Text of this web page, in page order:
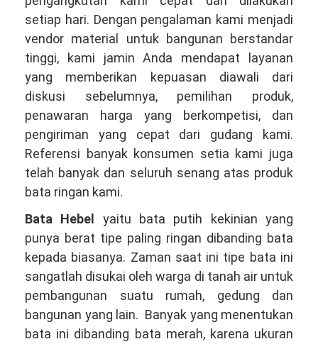
Hubungi
WA
081381344044
setiap hari. Dengan pengalaman kami menjadi
vendor material untuk bangunan berstandar
tinggi, kami jamin Anda mendapat layanan
yang memberikan kepuasan diawali dari
diskusi sebelumnya, pemilihan produk,
penawaran harga yang berkompetisi, dan
pengiriman yang cepat dari gudang kami.
Referensi banyak konsumen setia kami juga
telah banyak dan seluruh senang atas produk
bata ringan kami.
Bata Hebel
yaitu bata putih kekinian yang
punya berat tipe paling ringan dibanding bata
kepada biasanya. Zaman saat ini tipe bata ini
sangatlah disukai oleh warga di tanah air untuk
pembangunan suatu rumah, gedung dan
bangunan yang lain. Banyak yang menentukan
bata ini dibanding bata merah, karena ukuran